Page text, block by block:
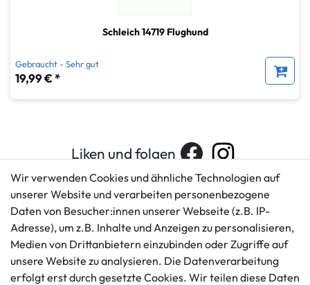
Schleich 14719 Flughund
Gebraucht - Sehr gut
19,99 € *
Liken und folgen
Kundenservice
+49 421 596586
info@gameworld.de
Rechtliches
AGB
Impressum
Datenschutzerklärung
Wir verwenden Cookies und ähnliche Technologien auf
unserer Website und verarbeiten personenbezogene
Daten von Besucher:innen unserer Webseite (z.B. IP-
Adresse), um z.B. Inhalte und Anzeigen zu personalisieren,
Medien von Drittanbietern einzubinden oder Zugriffe auf
unsere Website zu analysieren. Die Datenverarbeitung
erfolgt erst durch gesetzte Cookies. Wir teilen diese Daten